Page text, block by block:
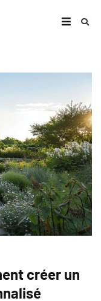
créer un